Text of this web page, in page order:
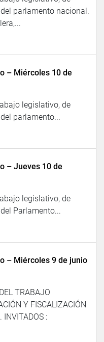
parlamento nacional.
– Miércoles 10 de
legislativo, de
parlamento...
– Jueves 10 de
legislativo, de
Parlamento...
– Miércoles 9 de junio
TRABAJO
Y FISCALIZACIÓN
INVITADOS :